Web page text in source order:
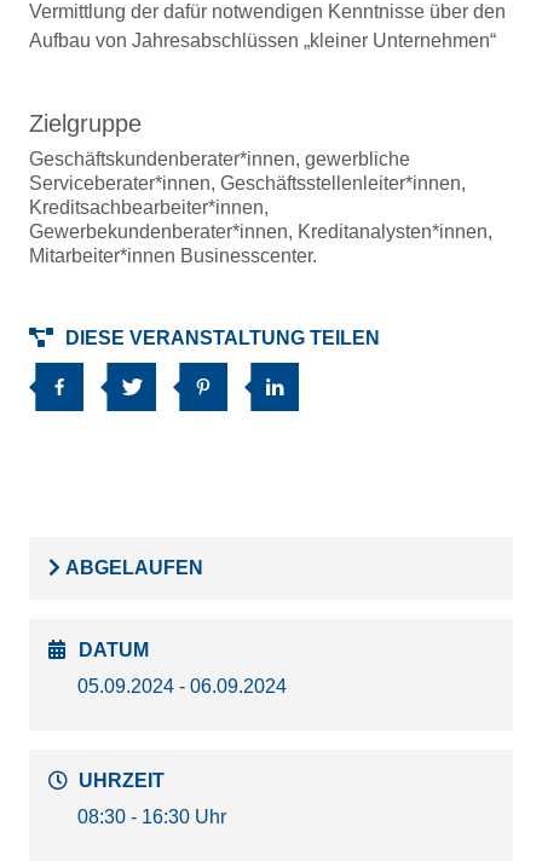
Vermittlung der dafür notwendigen Kenntnisse über den
Aufbau von Jahresabschlüssen „kleiner Unternehmen“
Zielgruppe
Geschäftskundenberater*innen, gewerbliche
Serviceberater*innen, Geschäftsstellenleiter*innen,
Kreditsachbearbeiter*innen,
Gewerbekundenberater*innen, Kreditanalysten*innen,
Mitarbeiter*innen Businesscenter.
DIESE VERANSTALTUNG TEILEN
ABGELAUFEN
DATUM
05.09.2024 - 06.09.2024
UHRZEIT
08:30 - 16:30 Uhr